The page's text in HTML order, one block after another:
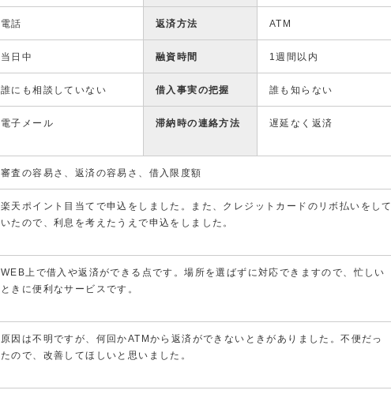
電話 返済方法 ATM
当日中 融資時間 1週間以内
誰にも相談していない 借入事実の把握 誰も知らない
電子メール 滞納時の連絡方法 遅延なく返済
審査の容易さ、返済の容易さ、借入限度額
楽天ポイント目当てで申込をしました。また、クレジットカードのリボ払いをして
いたので、利息を考えたうえで申込をしました。
WEB上で借入や返済ができる点です。場所を選ばずに対応できますので、忙しい
ときに便利なサービスです。
原因は不明ですが、何回かATMから返済ができないときがありました。不便だっ
たので、改善してほしいと思いました。